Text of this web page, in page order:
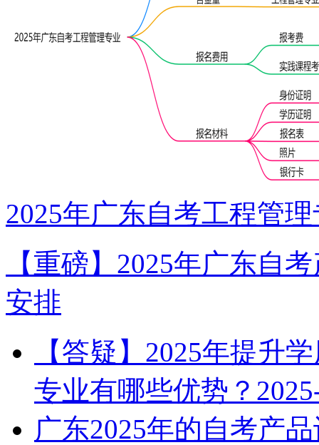
2025年广东自考工程管
【重磅】2025年广东自
安排
【答疑】2025年提升
专业有哪些优势？
广东2025年的自考产